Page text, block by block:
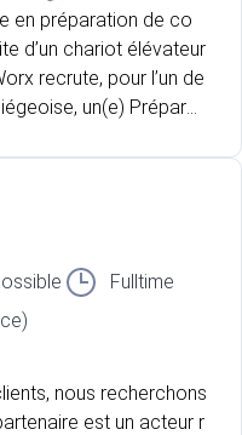
en préparation de co
d’un chariot élévateur
recrute, pour l’un de
un(e) Préparat
Fulltime
nous recherchons
est un acteur r